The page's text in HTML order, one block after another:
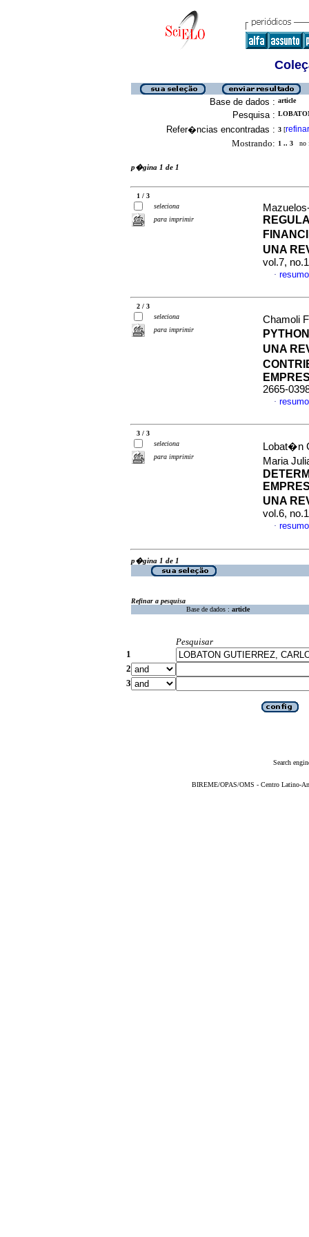
Base de dados : article
Pesquisa :
Refer�ncias encontradas : 3 [refinar
Mostrando: 1 .. 3 no
p�gina 1 de 1
1 / 3
seleciona
para imprimir
UNA
vol.7,
·
2 / 3
seleciona
para imprimir
Chamoli
UNA
2665-
·
3 / 3
seleciona
para imprimir
Lobat�n
Maria
UNA
vol.6,
·
p�gina 1 de 1
Refinar a pesquisa
Base de dados : article
Pesquisar
1
2
3
Search
BIREME/OPAS/OMS - Centro Latino-